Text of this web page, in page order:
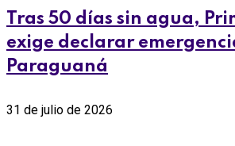
Tras 50 días sin agua,
exige declarar
Paraguaná
31 de julio de 2026